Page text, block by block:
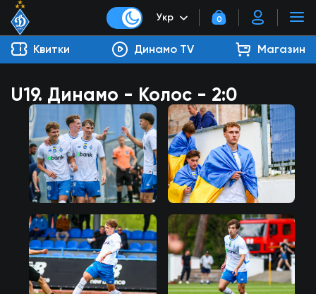
Укр 0
Квитки Динамо TV Магазин
U19. Динамо - Колос - 2:0